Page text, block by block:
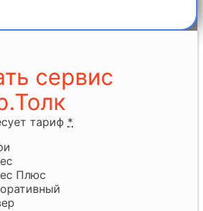
сервис
тариф *
Плюс